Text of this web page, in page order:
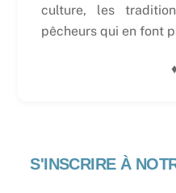
culture, les
pêcheurs qui en font
S'INSCRIRE À